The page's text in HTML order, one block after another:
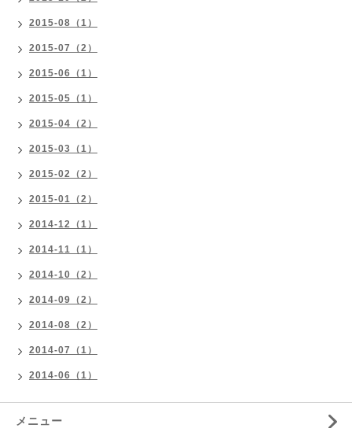
2015-08（1）
2015-07（2）
2015-06（1）
2015-05（1）
2015-04（2）
2015-03（1）
2015-02（2）
2015-01（2）
2014-12（1）
2014-11（1）
2014-10（2）
2014-09（2）
2014-08（2）
2014-07（1）
2014-06（1）
メニュー